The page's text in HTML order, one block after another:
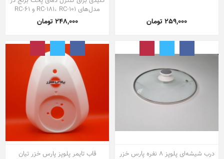
259,000 تومان
مدل‌های RC-181، RC-101 و RC-61
248,000 تومان
درب شیشه‌ای پلوپز ۸ نفره پارس خزر
قاب تایمر پلوپز پارس خزر تیان